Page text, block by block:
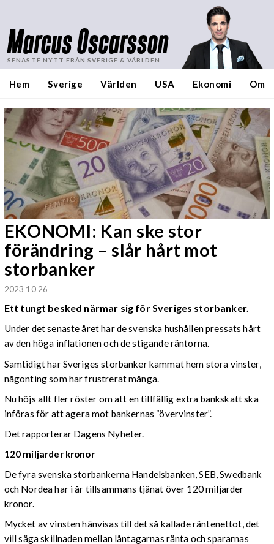
Marcus Oscarsson
SENASTE NYTT FRÅN SVERIGE & VÄRLDEN
Hem Sverige Världen USA Ekonomi Om
EKONOMI: Kan ske stor
förändring – slår hårt mot
storbanker
2023 10 26
Ett tungt besked närmar sig för Sveriges storbanker.
Under det senaste året har de svenska hushållen pressats hårt
av den höga inflationen och de stigande räntorna.
Samtidigt har Sveriges storbanker kammat hem stora vinster,
någonting som har frustrerat många.
Nu höjs allt fler röster om att en tillfällig extra bankskatt ska
införas för att agera mot bankernas “övervinster”.
Det rapporterar Dagens Nyheter.
120 miljarder kronor
De fyra svenska storbankerna Handelsbanken, SEB, Swedbank
och Nordea har i år tillsammans tjänat över 120 miljarder
kronor.
Mycket av vinsten hänvisas till det så kallade räntenettot, det
vill säga skillnaden mellan låntagarnas ränta och spararnas